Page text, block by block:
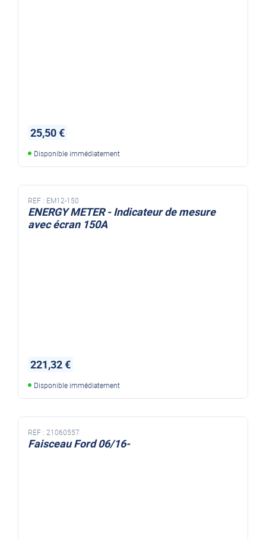
25,50 €
Disponible immédiatement
REF : EM12-150
ENERGY METER - Indicateur de mesure
avec écran 150A
221,32 €
Disponible immédiatement
REF : 21060557
Faisceau Ford 06/16-